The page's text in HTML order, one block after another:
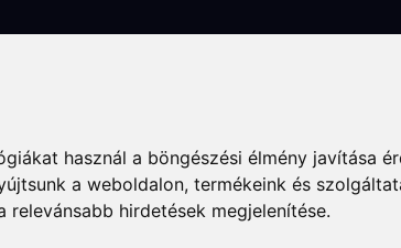
használ a böngészési élmény javítása
a weboldalon,termékeink és
relevánsabb hirdetések megjelenítése.
Szociális